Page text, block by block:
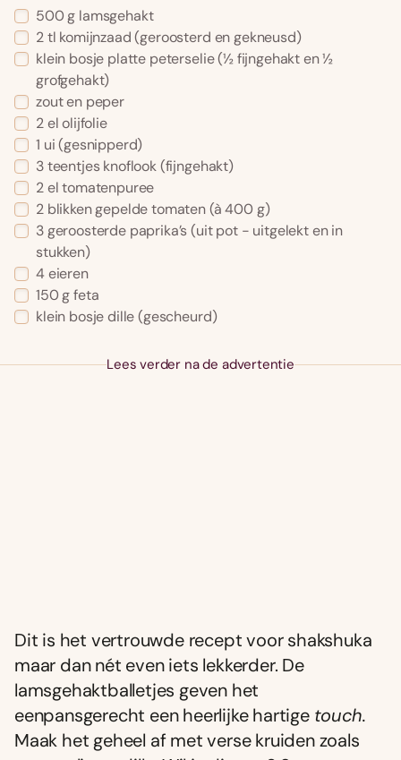
500 g lamsgehakt
2 tl komijnzaad (geroosterd en gekneusd)
klein bosje platte peterselie (½ fijngehakt en ½
grofgehakt)
zout en peper
2 el olijfolie
1 ui (gesnipperd)
3 teentjes knoflook (fijngehakt)
2 el tomatenpuree
2 blikken gepelde tomaten (à 400 g)
3 geroosterde paprika’s (uit pot - uitgelekt en in
stukken)
4 eieren
150 g feta
klein bosje dille (gescheurd)
Lees verder na de advertentie
Dit is het vertrouwde recept voor shakshuka
maar dan nét even iets lekkerder. De
lamsgehaktballetjes geven het
eenpansgerecht een heerlijke hartige touch.
Maak het geheel af met verse kruiden zoals